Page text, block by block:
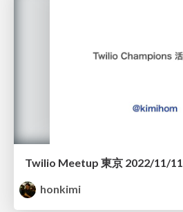
Twilio Meetup 東京 2022/11/11
honkimi